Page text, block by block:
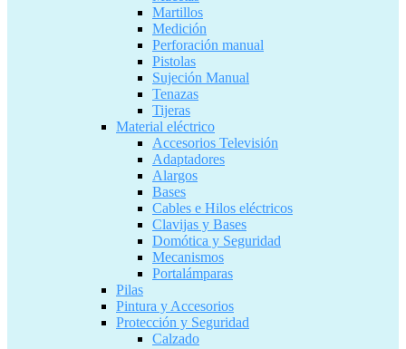
Martillos
Medición
Perforación manual
Pistolas
Sujeción Manual
Tenazas
Tijeras
Material eléctrico
Accesorios Televisión
Adaptadores
Alargos
Bases
Cables e Hilos eléctricos
Clavijas y Bases
Domótica y Seguridad
Mecanismos
Portalámparas
Pilas
Pintura y Accesorios
Protección y Seguridad
Calzado